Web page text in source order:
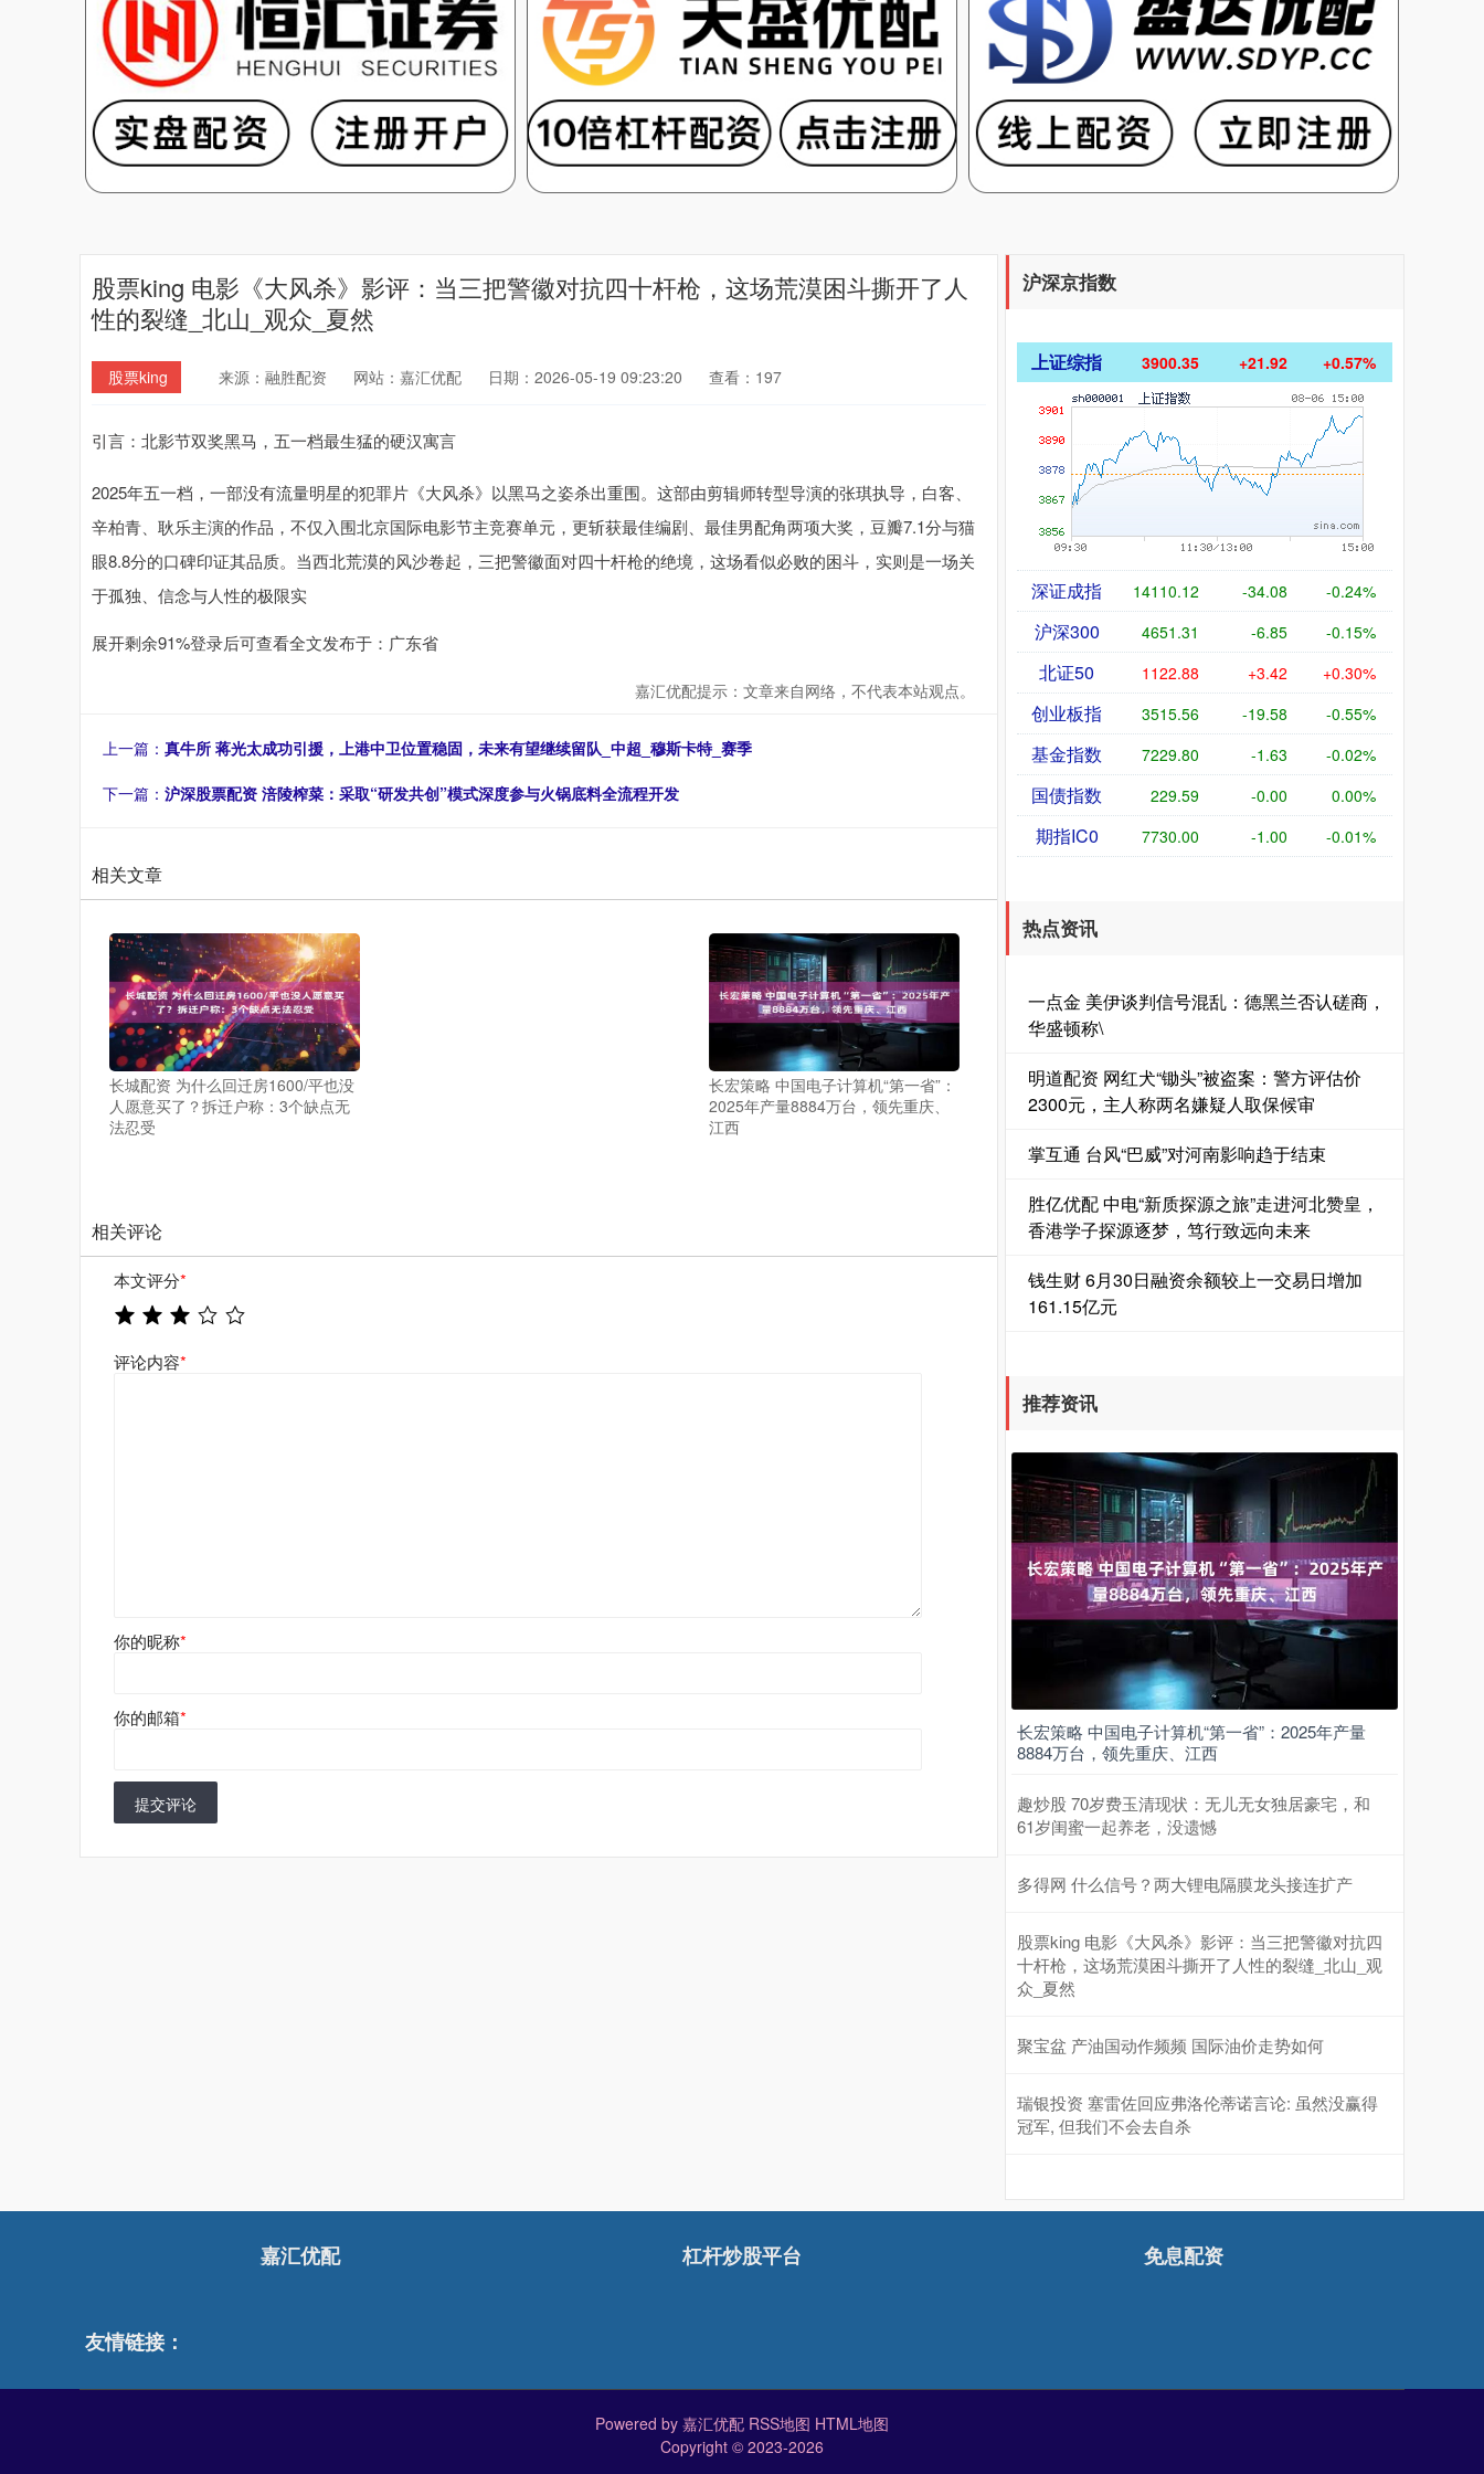
股票king 电影《大风杀》影评：当三把警徽对抗四十杆枪，这场荒漠困斗撕开了人
性的裂缝_北山_观众_夏然
股票king 来源：融胜配资 网站：嘉汇优配 日期：2026-05-19 09:23:20 查看：197
引言：北影节双奖黑马，五一档最生猛的硬汉寓言
2025年五一档，一部没有流量明星的犯罪片《大风杀》以黑马之姿杀出重围。这部由剪辑师转型导演的张琪执导，白客、
辛柏青、耿乐主演的作品，不仅入围北京国际电影节主竞赛单元，更斩获最佳编剧、最佳男配角两项大奖，豆瓣7.1分与猫
眼8.8分的口碑印证其品质。当西北荒漠的风沙卷起，三把警徽面对四十杆枪的绝境，这场看似必败的困斗，实则是一场关
于孤独、信念与人性的极限实
展开剩余91%登录后可查看全文发布于：广东省
嘉汇优配提示：文章来自网络，不代表本站观点。
上一篇： 真牛所 蒋光太成功引援，上港中卫位置稳固，未来有望继续留队_中超_穆斯卡特_赛季
下一篇： 沪深股票配资 涪陵榨菜：采取“研发共创”模式深度参与火锅底料全流程开发
相关文章
长城配资 为什么回迁房1600/平也没
人愿意买了？拆迁户称：3个缺点无
法忍受
长宏策略 中国电子计算机“第一省”：
2025年产量8884万台，领先重庆、
江西
相关评论
本文评分*
评论内容*
你的昵称*
你的邮箱*
提交评论
沪深京指数
上证综指 3900.35 +21.92 +0.57%
深证成指 14110.12 -34.08 -0.24%
沪深300 4651.31 -6.85 -0.15%
北证50 1122.88 +3.42 +0.30%
创业板指 3515.56 -19.58 -0.55%
基金指数 7229.80 -1.63 -0.02%
国债指数 229.59 -0.00 0.00%
期指IC0 7730.00 -1.00 -0.01%
热点资讯
一点金 美伊谈判信号混乱：德黑兰否认磋商，
华盛顿称\
明道配资 网红犬“锄头”被盗案：警方评估价
2300元，主人称两名嫌疑人取保候审
掌互通 台风“巴威”对河南影响趋于结束
胜亿优配 中电“新质探源之旅”走进河北赞皇，
香港学子探源逐梦，笃行致远向未来
钱生财 6月30日融资余额较上一交易日增加
161.15亿元
推荐资讯
长宏策略 中国电子计算机“第一省”：2025年产量
8884万台，领先重庆、江西
趣炒股 70岁费玉清现状：无儿无女独居豪宅，和
61岁闺蜜一起养老，没遗憾
多得网 什么信号？两大锂电隔膜龙头接连扩产
股票king 电影《大风杀》影评：当三把警徽对抗四
十杆枪，这场荒漠困斗撕开了人性的裂缝_北山_观
众_夏然
聚宝盆 产油国动作频频 国际油价走势如何
瑞银投资 塞雷佐回应弗洛伦蒂诺言论: 虽然没赢得
冠军, 但我们不会去自杀
嘉汇优配 杠杆炒股平台 免息配资
友情链接：
Powered by 嘉汇优配 RSS地图 HTML地图
Copyright © 2023-2026